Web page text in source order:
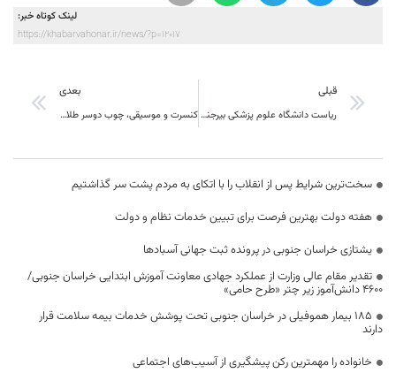
لینک کوتاه خبر:
https://khabarvahonar.ir/news/?p=12017
قبلی
ریاست دانشگاه علوم پزشکی بیرجند خبرداد： بیمارستان رازی ظرفیتی بالقوه در توریسم درمانی
بعدی
کنسرت و موسیقی، چوب دوسر طلا برای هیاهوی دلواپسان بهانه‌گیر و بهانه‌جو
سخت‌ترین شرایط پس از انقلاب را با اتکای به مردم پشت سر گذاشتیم
هفته دولت بهترین فرصت برای تبیین خدمات نظام و دولت
یشتازی خراسان جنوبی در پرونده ثبت جهانی آسبادها
تقدیر مقام عالی وزارت از عملکرد جهادی معاونت آموزش ابتدایی خراسان جنوبی/
۴۶۰۰ دانش‌آموز زیر چتر «طرح حامی»
۱۸۵ بیمار هموفیلی در خراسان جنوبی تحت پوشش خدمات بیمه سلامت قرار
دارند
خانواده را مهمترین رکن پیشگیری از آسیب‌های اجتماعی